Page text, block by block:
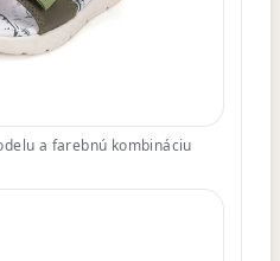
a farebnú kombináciu